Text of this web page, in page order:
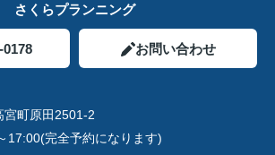
さくらプランニング
0178 お問い合わせ
宮町原田2501-2
17:00(完全予約になります)